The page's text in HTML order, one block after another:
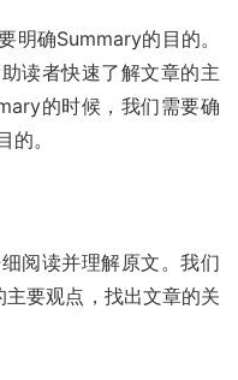
明确Summary的目的。
读者快速了解文章的主
的时候，我们需要确
。
阅读并理解原文。我们
要观点，找出文章的关